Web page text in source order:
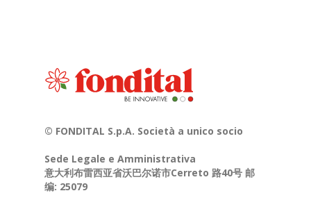
© FONDITAL S.p.A. Società a unico socio
Sede Legale e Amministrativa
意大利布雷西亚省沃巴尔诺市Cerreto 路40号 邮
编: 25079